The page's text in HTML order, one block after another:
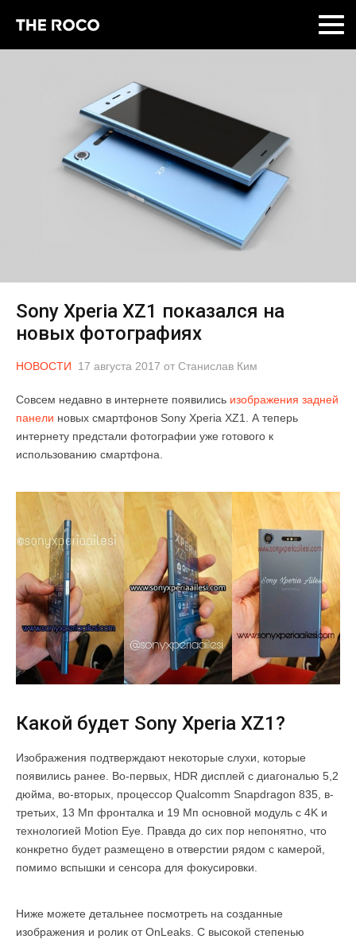
Sony Xperia XZ1 показался на
новых фотографиях
НОВОСТИ 17 августа 2017 от Станислав Ким
Совсем недавно в интернете появились изображения задней
панели новых смартфонов Sony Xperia XZ1. А теперь
интернету предстали фотографии уже готового к
использованию смартфона.
Какой будет Sony Xperia XZ1?
Изображения подтверждают некоторые слухи, которые
появились ранее. Во-первых, HDR дисплей с диагональю 5,2
дюйма, во-вторых, процессор Qualcomm Snapdragon 835, в-
третьих, 13 Мп фронталка и 19 Мп основной модуль с 4K и
технологией Motion Eye. Правда до сих пор непонятно, что
конкретно будет размещено в отверстии рядом с камерой,
помимо вспышки и сенсора для фокусировки.
Ниже можете детальнее посмотреть на созданные
изображения и ролик от OnLeaks. С высокой степенью